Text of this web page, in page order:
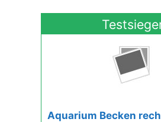
Aquarium Becken